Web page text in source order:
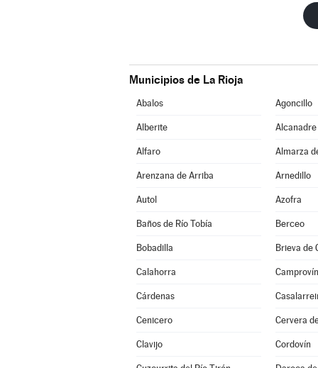
Municipios de La Rioja
Abalos Agoncillo
Alberite Alcanadre
Alfaro Almarza
Arenzana de Arriba Arnedillo
Autol Azofra
Baños de Río Tobía Berceo
Bobadilla Brieva de
Calahorra Camprovín
Cárdenas
Cenicero Cervera
Clavijo Cordovín